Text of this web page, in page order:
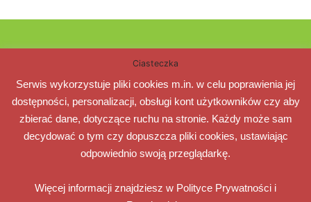
63-000 Środa Wlkp.
ul. Żwirki i Wigury 3
e-mail: pppsroda@wp.pl
Ciasteczka
Serwis wykorzystuje pliki cookies m.in. w celu poprawienia jej
dostępności, personalizacji, obsługi kont użytkowników czy aby
zbierać dane, dotyczące ruchu na stronie. Każdy może sam
decydować o tym czy dopuszcza pliki cookies, ustawiając
odpowiednio swoją przeglądarkę.
Więcej informacji znajdziesz w Polityce Prywatności i